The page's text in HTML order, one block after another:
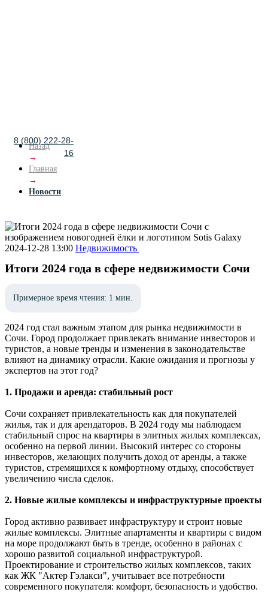
8 (800) 222-28-
16
Назад
→
Главная
→
Новости
2024-12-28 13:00 Недвижимость
Итоги 2024 года в сфере недвижимости Сочи
Примерное время чтения: 1 мин.
2024 год стал важным этапом для рынка недвижимости в
Сочи. Город продолжает привлекать внимание инвесторов и
туристов, а новые тренды и изменения в законодательстве
влияют на динамику отрасли. Какие ожидания и прогнозы у
экспертов на этот год?
1. Продажи и аренда: стабильный рост
Сочи сохраняет привлекательность как для покупателей
жилья, так и для арендаторов. В 2024 году мы наблюдаем
стабильный спрос на квартиры в элитных жилых комплексах,
особенно на первой линии. Высокий интерес со стороны
инвесторов, желающих получить доход от аренды, а также
туристов, стремящихся к комфортному отдыху, способствует
увеличению числа сделок.
2. Новые жилые комплексы и инфраструктурные проекты
Город активно развивает инфраструктуру и строит новые
жилые комплексы. Элитные апартаменты и квартиры с видом
на море продолжают быть в тренде, особенно в районах с
хорошо развитой социальной инфраструктурой.
Проектирование и строительство жилых комплексов, таких
как ЖК "Актер Гэлакси", учитывает все потребности
современного покупателя: комфорт, безопасность и удобство.